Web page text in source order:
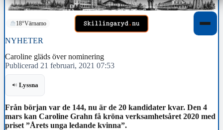
18°Värnamo
NYHETER
Caroline gläds över nominering
Publicerad 21 februari, 2021 07:53
Lyssna
Från början var de 144, nu är de 20 kandidater kvar. Den 4
mars kan Caroline Grahn få kröna verksamhetsåret 2020 med
priset ”Årets unga ledande kvinna”.